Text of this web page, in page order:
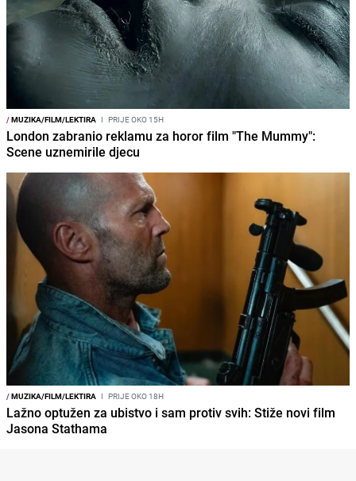
/MUZIKA/FILM/LEKTIRA I PRIJE OKO 15H
London zabranio reklamu za horor film "The Mummy":
Scene uznemirile djecu
/MUZIKA/FILM/LEKTIRA I PRIJE OKO 18H
Lažno optužen za ubistvo i sam protiv svih: Stiže novi film
Jasona Stathama